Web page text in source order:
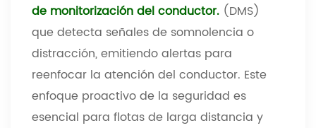
de monitorización del conductor. (DMS)
que detecta señales de somnolencia o
distracción, emitiendo alertas para
reenfocar la atención del conductor. Este
enfoque proactivo de la seguridad es
esencial para flotas de larga distancia y